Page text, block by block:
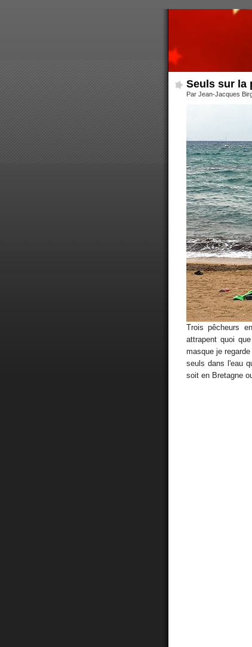
Seuls sur la
Par Jean-Jacques
Trois pêcheurs
attrapent quoi
masque je
seuls dans l'eau
soit en Bretagne